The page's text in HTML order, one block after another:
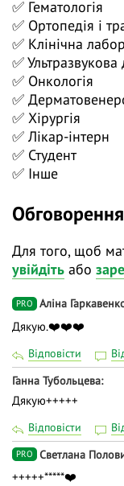
доктору
доповіді ми
до правильного
різноманітною
локалізаціями,
Також, ми
діагнозу між
Фабрі та
Захід буде
спеціальностей:
🟢 ревматологія;
🟢 терапія;
🟢 неврологія;
🟢 гематологія;
🟢 лабораторні
навколишнього
🟢 УЗД
✅ Гематологія
✅ Ортопедія і
✅ Клінічна
✅ Ультразвукова
✅ Онкологія
✅
✅ Хірургія
✅ Лікар-інтерн
✅ Студент
✅ Інше
Для того, щоб
увійдіть або
PRO Аліна
Дякую.❤️❤️❤️
Відповісти
Ганна Тубольцева
Дякую+++++
Відповісти
PRO Светлана
+++++*****❤️